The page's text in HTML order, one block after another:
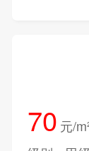
70 元/